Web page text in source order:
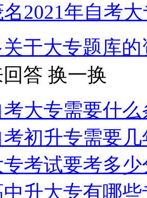
2021年自考
于大专题库
答 换一换
大专需要什
初升专需要几
专考试要考多
升大专有哪